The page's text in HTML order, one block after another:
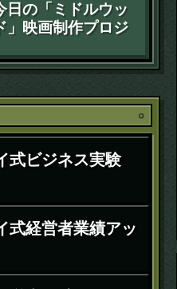
日の「ミドルウッ
ド」映画制作プロジ
式ビジネス実験
式経営者業績アッ